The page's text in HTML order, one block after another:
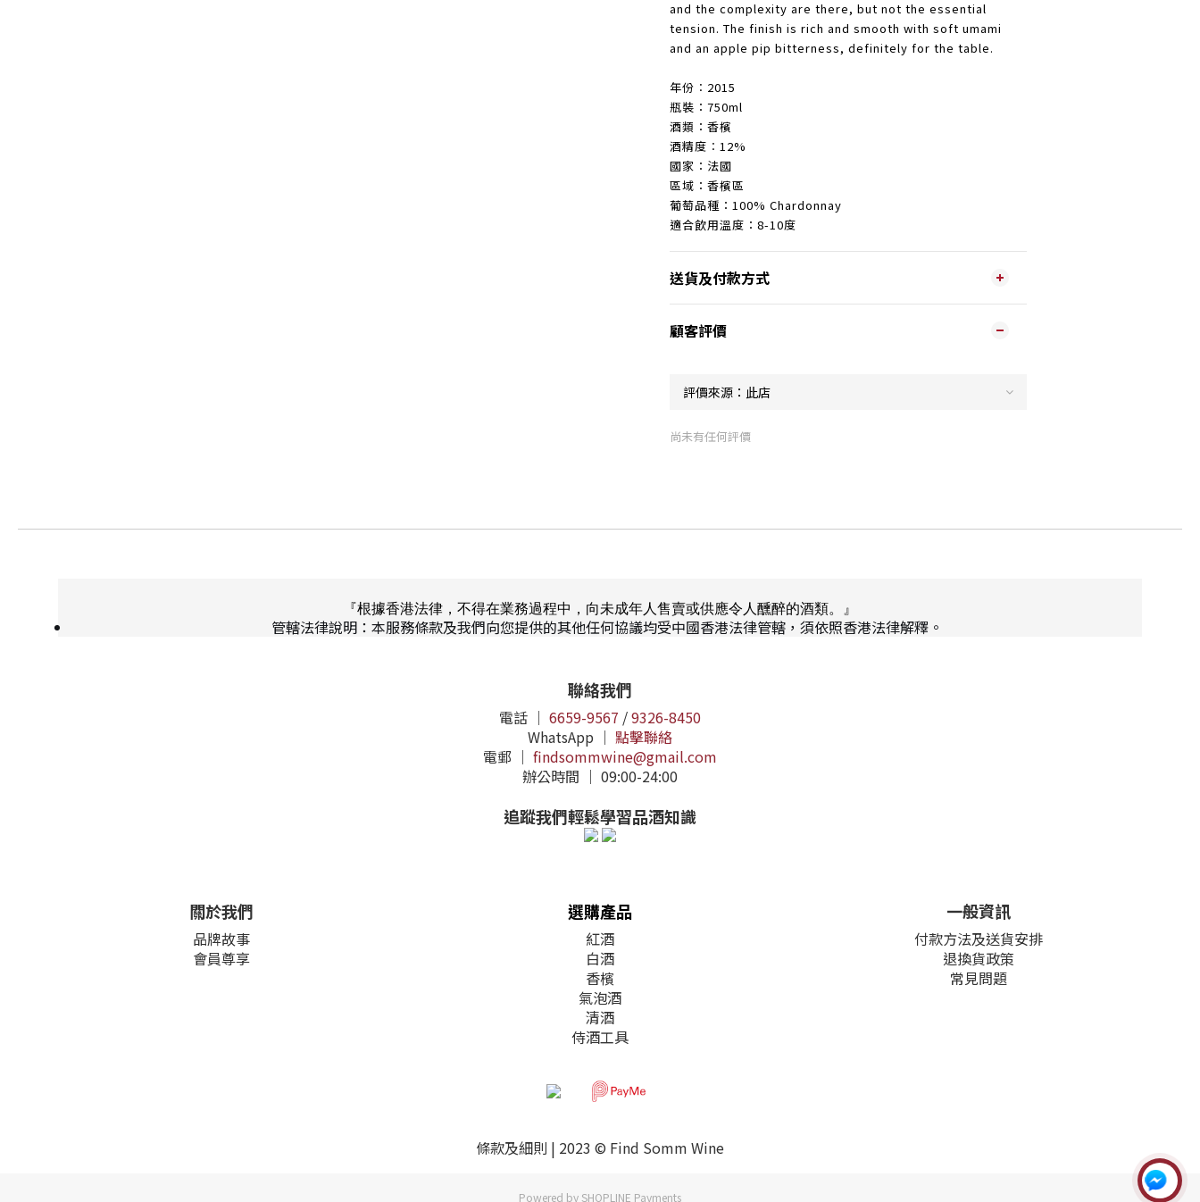
and the complexity are there, but not the essential
tension. The finish is rich and smooth with soft umami
and an apple pip bitterness, definitely for the table.
年份︰2015
瓶裝：750ml
酒類：香檳
酒精度︰12%
國家：法國
區域：香檳區
葡萄品種：100% Chardonnay
適合飲用溫度：8-10度
送貨及付款方式
顧客評價
尚未有任何評價
『根據香港法律，不得在業務過程中，向未成年人售賣或供應令人醺醉的酒類。』
管轄法律說明：本服務條款及我們向您提供的其他任何協議均受中國香港法律管轄，須依照香港法律解釋。
聯絡我們
電話 ｜ 6659-9567 /9326-8450
WhatsApp ｜ 點擊聯絡
電郵 ｜ findsommwine@gmail.com
辦公時間 ｜ 09:00-24:00
追蹤我們輕鬆學習品酒知識
關於我們
品牌故事
會員尊享
選購產品
紅酒
白酒
香檳
氣泡酒
清酒
侍酒工具
一般資訊
付款方法及送貨安排
退換貨政策
常見問題
條款及細則 | 2023 © Find Somm Wine
Powered by SHOPLINE Payments